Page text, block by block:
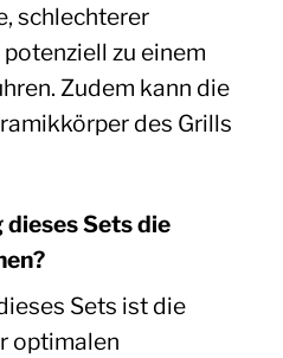
schlechterer
zu einem
Zudem kann die
des Grills
dieses Sets die
Sets ist die
optimalen